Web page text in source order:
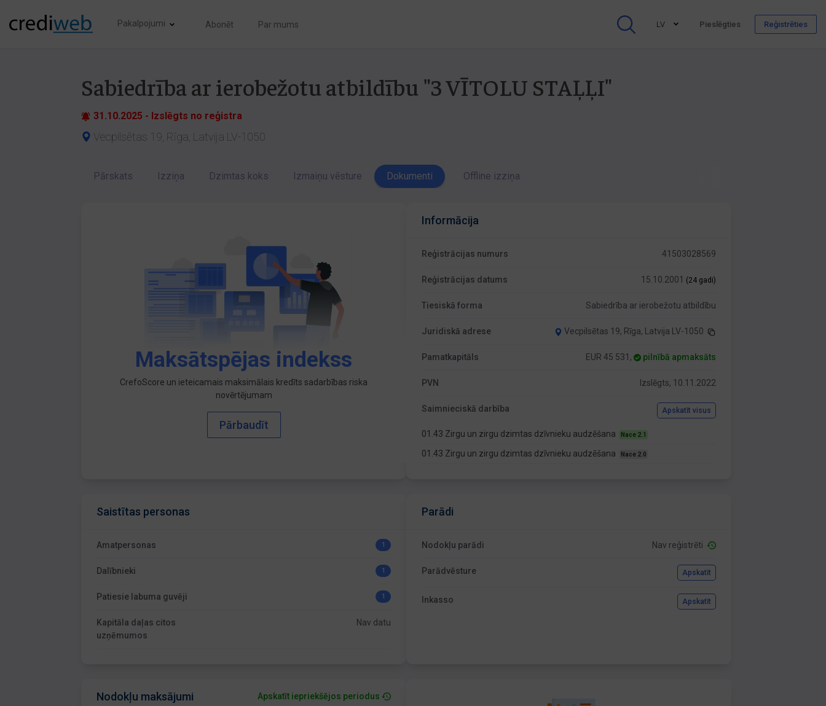
Pakalpojumi Abonēt Par mums LV Pieslēgties Reģistrēties
Sabiedrība ar ierobežotu atbildību "3 VĪTOLU STAĻĻI"
31.10.2025 - Izslēgts no reģistra
Vecpilsētas 19, Rīga, Latvija LV-1050
Pārskats Izziņa Dzimtas koks Izmaiņu vēsture Dokumenti Offline izziņa
Maksātspējas indekss
CrefoScore un ieteicamais maksimālais kredīts sadarbības riska
novērtējumam
Pārbaudīt
Informācija
Reģistrācijas numurs 41503028569
Reģistrācijas datums 15.10.2001 (24 gadi)
Tiesiskā forma Sabiedrība ar ierobežotu atbildību
Juridiskā adrese Vecpilsētas 19, Rīga, Latvija LV-1050
Pamatkapitāls EUR 45 531, pilnībā apmaksāts
PVN Izslēgts, 10.11.2022
Saimnieciskā darbība Apskatīt visus
01.43 Zirgu un zirgu dzimtas dzīvnieku audzēšana Nace 2.1
01.43 Zirgu un zirgu dzimtas dzīvnieku audzēšana Nace 2.0
Saistītas personas
Amatpersonas 1
Dalībnieki 1
Patiesie labuma guvēji 1
Kapitāla daļas citos
uzņēmumos
Nav datu
Parādi
Nodokļu parādi Nav reģistrēti
Parādvēsture Apskatīt
Inkasso Apskatīt
Nodokļu maksājumi Apskatīt iepriekšējos periodus